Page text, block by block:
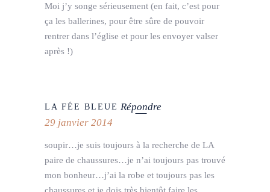
Moi j’y songe sérieusement (en fait, c’est pour
ça les ballerines, pour être sûre de pouvoir
rentrer dans l’église et pour les envoyer valser
après !)
LA FÉE BLEUE Répondre
29 janvier 2014
soupir…je suis toujours à la recherche de LA
paire de chaussures…je n’ai toujours pas trouvé
mon bonheur…j’ai la robe et toujours pas les